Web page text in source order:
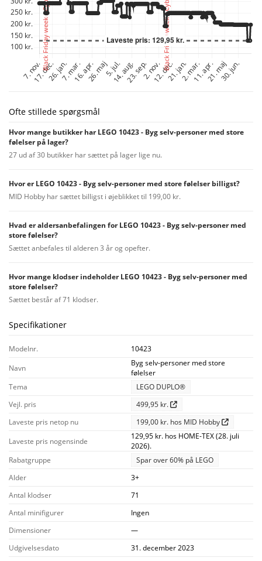
Ofte stillede spørgsmål
Hvor mange butikker har LEGO 10423 - Byg selv-personer med store
følelser på lager?
27 ud af 30 butikker har sættet på lager lige nu.
Hvor er LEGO 10423 - Byg selv-personer med store følelser billigst?
MID Hobby har sættet billigst i øjeblikket til 199,00 kr.
Hvad er aldersanbefalingen for LEGO 10423 - Byg selv-personer med
store følelser?
Sættet anbefales til alderen 3 år og opefter.
Hvor mange klodser indeholder LEGO 10423 - Byg selv-personer med
store følelser?
Sættet består af 71 klodser.
Specifikationer
Modelnr.
10423
Navn
Byg selv-personer med store
følelser
Tema
LEGO DUPLO®
Vejl. pris
499,95 kr.
Laveste pris netop nu
199,00 kr. hos MID Hobby
Laveste pris nogensinde
129,95 kr. hos HOME-TEX (28. juli
2026).
Rabatgruppe
Spar over 60% på LEGO
Alder
3+
Antal klodser
71
Antal minifigurer
Ingen
Dimensioner
—
Udgivelsesdato
31. december 2023